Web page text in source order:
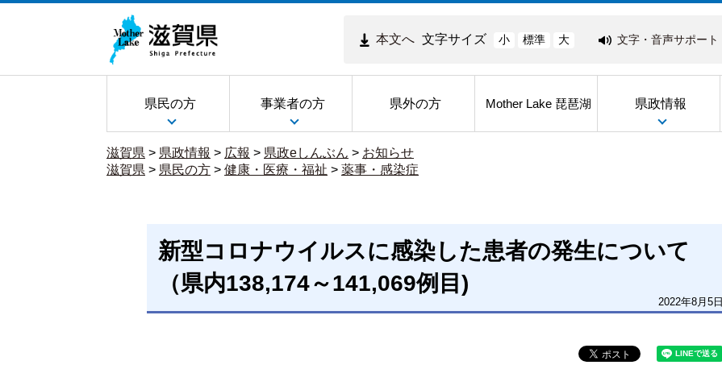
本文へ 文字サイズ 小 標準 大 文字・音声サポート
県民の方 事業者の方 県外の方 Mother Lake 琵琶湖 県政情報
滋賀県 > 県政情報 > 広報 > 県政eしんぶん > お知らせ
滋賀県 > 県民の方 > 健康・医療・福祉 > 薬事・感染症
新型コロナウイルスに感染した患者の発生について
（県内138,174～141,069例目)
2022年8月5日